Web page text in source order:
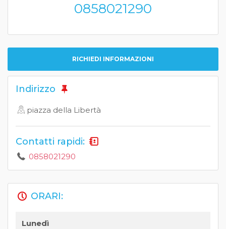
0858021290
RICHIEDI INFORMAZIONI
Indirizzo
piazza della Libertà
Contatti rapidi:
0858021290
ORARI:
Lunedì